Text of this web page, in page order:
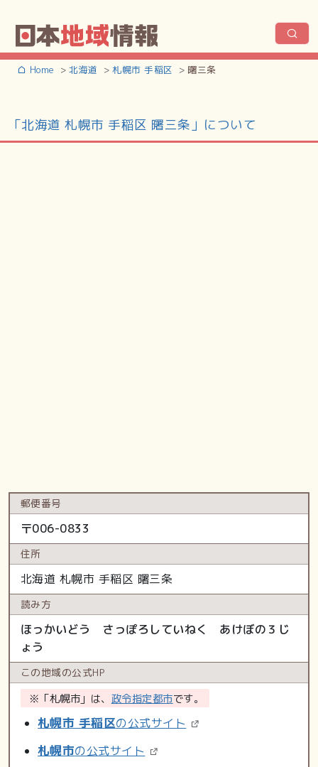
Home 北海道 札幌市 手稲区 曙三条
「北海道 札幌市 手稲区 曙三条」について
郵便番号
〒006-0833
住所
北海道 札幌市 手稲区 曙三条
読み方
ほっかいどう さっぽろしていねく あけぼの３じ
ょう
この地域の公式HP
※「札幌市」は、 政令指定都市です。
札幌市 手稲区の公式サイト
札幌市の公式サイト